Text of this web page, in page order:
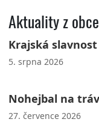
Aktuality z obce
Krajská
5. srpna 2026
Nohejbal na
27. července 2026